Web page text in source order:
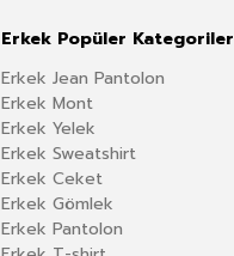
Erkek Popüler Kategoriler
Erkek Jean Pantolon
Erkek Mont
Erkek Yelek
Erkek Sweatshirt
Erkek Ceket
Erkek Gömlek
Erkek Pantolon